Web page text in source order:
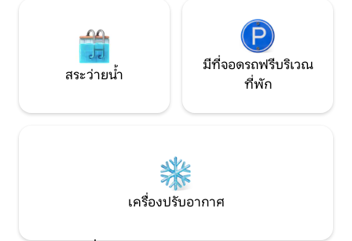
สระว่ายน้ำ
มีที่จอดรถฟรีบริเวณ
ที่พัก
เครื่องปรับอากาศ